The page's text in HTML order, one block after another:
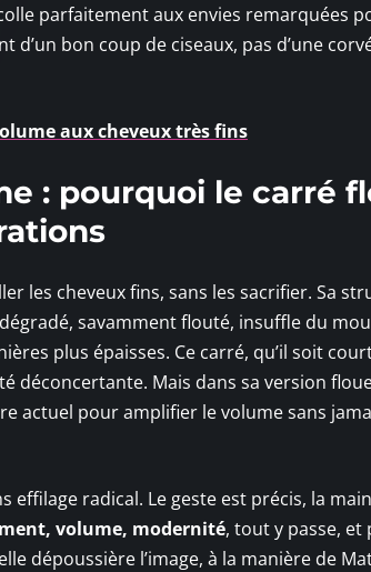
parfaitement aux envies remarquées
bon coup de ciseaux, pas d’une
aux cheveux très fins
: pourquoi le carré
les cheveux fins, sans les sacrifier. Sa
savamment flouté, insuffle du
plus épaisses. Ce carré, qu’il soit
déconcertante. Mais dans sa version
actuel pour amplifier le volume sans
radical. Le geste est précis, la
volume, modernité, tout y passe, et
dépoussière l’image, à la manière de